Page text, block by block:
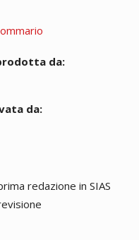
da:
da:
redazione in SIAS